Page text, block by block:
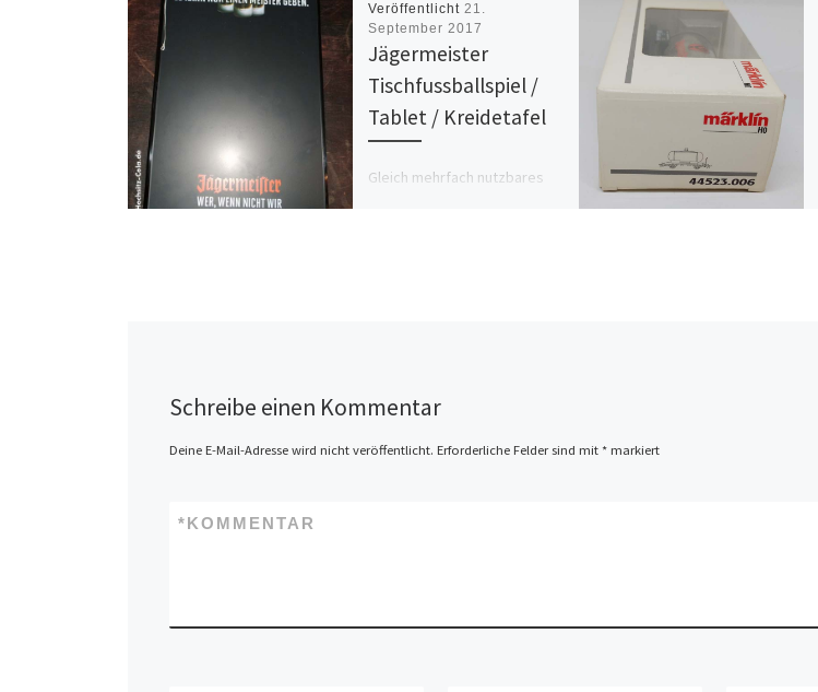
Veröffentlicht21.
September 2017
Jägermeister
Tischfussballspiel /
Tablet / Kreidetafel
Gleich mehrfach nutzbares
Schreibe einen Kommentar
Deine E-Mail-Adresse wird nicht veröffentlicht. Erforderliche Felder sind mit *markiert
KOMMENTAR
*